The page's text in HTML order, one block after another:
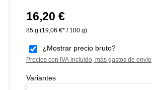
Precio normal:
16,20 €
85 g (19,06 €* / 100 g)
¿Mostrar precio bruto?
Precios con IVA incluido, más gastos de envío
Variantes